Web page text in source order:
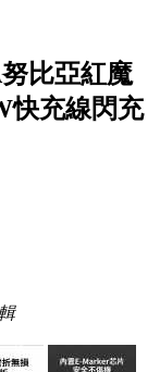
比亞紅魔
快充線閃充